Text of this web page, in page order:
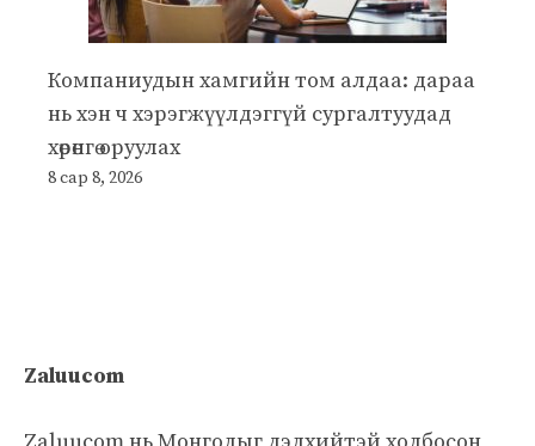
Компаниудын хамгийн том алдаа: дараа
нь хэн ч хэрэгжүүлдэггүй сургалтуудад
хөрөнгө оруулах
8 сар 8, 2026
Zaluucom